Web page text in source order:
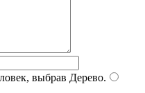
выбрав Дерево.